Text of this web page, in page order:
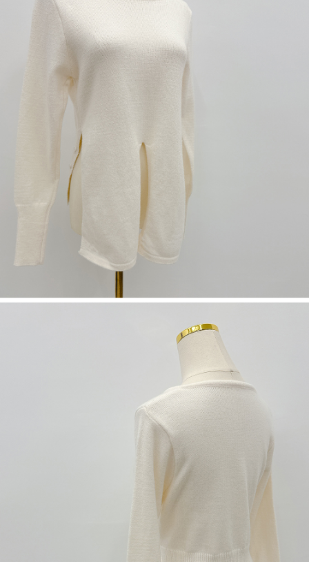
2. Pilihan kaedah pembayaran "Pembayaran Ansuran Gogo", selepas
pesanan ditubuhkan, akan secara automatik dialihkan ke proses
transaksi Gogo, selepas pengesahan nombor telefon, pilih bilangan
ansuran yang diingini, tarikh akhir pembayaran, dan setelah
mengesahkan pembayaran, transaksi akan selesai.
3. Jumlah kelulusan sebenar, bilangan ansuran dan jumlah bayaran
adalah berdasarkan halaman pengesahan transaksi seterusnya.
4. Dalam masa 30 minit selepas pesanan ditubuhkan, jika tidak pergi
untuk mengesahkan transaksi atau jika tidak lulus semakan, pesanan
semakan khusus" yang tidak lulus, ini menunjukkan bahawa sistem
penilaian tidak mencukupi, tiada penjelasan mengenai kandungan
penilaian boleh diberikan.
【Penerangan Kaedah Pembayaran】
1. Pembayaran ansuran tidak digabungkan dalam bil telekomunikasi,
2. Melalui pautan SMS untuk membuka bil, anda boleh memilih untuk
membayar melalui "Kod bar kedai serbaneka / Kedai rasmi Taiwan
Mobile / Pemindahan bank / Pembayaran J街口 / iPASS MONEY" dan
【Nota Penting】
membolehkan pengguna membeli produk atau perkhidmatan melalui
perkhidmatan ini semasa transaksi, dan kedai akan menyerahkan hak
tuntutan harga jual/beli ansuran kepada syarikat ini untuk membayar bil
2. Berdasarkan tujuan kontrak persetujuan pembayaran menggunakan
"Pembayaran Ansuran Gogo", kedai akan memberikan maklumat peribadi
anda (termasuk nama, telefon atau alamat) kepada Taiwan Mobile untuk
pengumpulan, pemprosesan dan penggunaan, untuk pengesahan,
semakan dan pembetulan data yang diperlukan untuk bil ansuran oleh
3. Sila baca syarat perkhidmatan pengguna secara lengkap melalui
peribadi yang disenaraikan seperti di atas akan dikumpul dan digunakan
oleh AFTEE, sila jangan gunakan perkhidmatan ini.